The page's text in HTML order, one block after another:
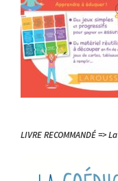
LIVRE RECOMMANDÉ